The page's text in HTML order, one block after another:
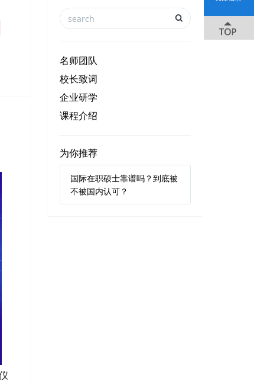
名师团队
校长致词
企业研学
课程介绍
为你推荐
国际在职硕士靠谱吗？到底被
不被国内认可？